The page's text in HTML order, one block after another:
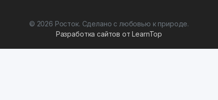
© 2026 Росток. Сделано с любовью к природе.
Разработка сайтов от LearnTop